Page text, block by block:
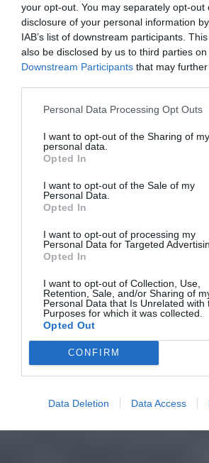
your opt-out. You may separately opt-out
disclosure of your personal information
IAB’s list of downstream participants.
also be disclosed by us to third parties on
Downstream Participants that may
Personal Data Processing Opt Outs
I want to opt-out of the Sharing of my
personal data.
Opted In
I want to opt-out of the Sale of my
Personal Data.
Opted In
I want to opt-out of processing my
Personal Data for Targeted
Opted In
I want to opt-out of Collection, Use,
Retention, Sale, and/or Sharing of
Personal Data that Is Unrelated with
Purposes for which it was collected.
Opted Out
CONFIRM
Data Deletion Data Access